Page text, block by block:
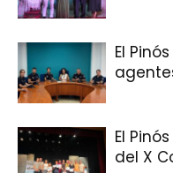
El
El
del X